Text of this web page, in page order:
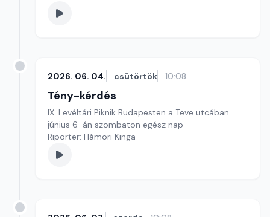
2026. 06. 04. csütörtök 10:08
Tény-kérdés
IX. Levéltári Piknik Budapesten a Teve utcában
június 6-án szombaton egész nap
Riporter: Hámori Kinga